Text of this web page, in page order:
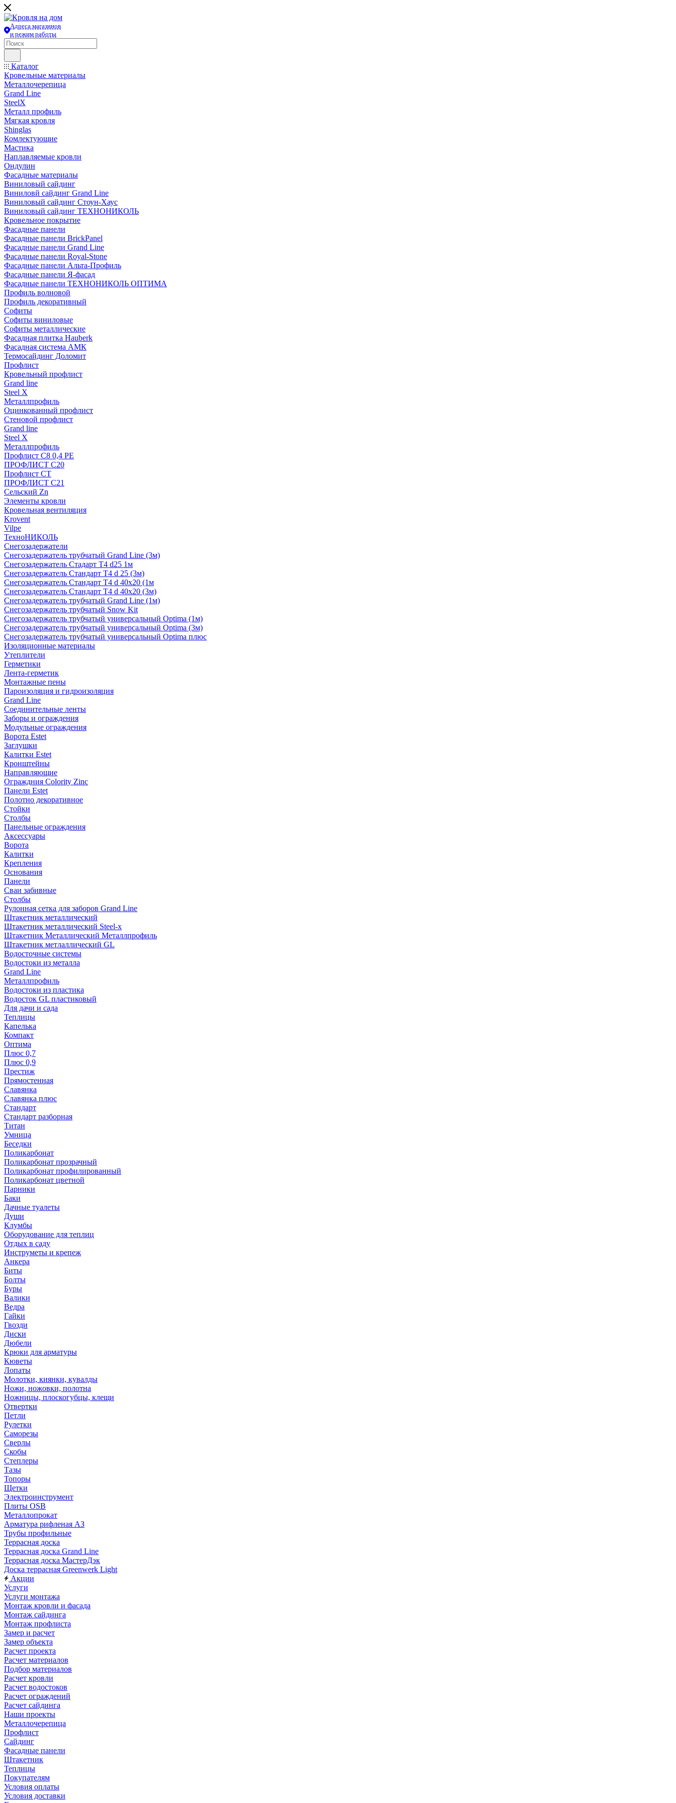
Адреса магазинов
и режим работы
Каталог
Кровельные материалы
Металлочерепица
Grand Line
SteelX
Металл профиль
Мягкая кровля
Shinglas
Комлектующие
Мастика
Наплавляемые кровли
Ондулин
Фасадные материалы
Виниловый сайдинг
Виниловй сайдинг Grand Line
Виниловый сайдинг Стоун-Хаус
Виниловый сайдинг ТЕХНОНИКОЛЬ
Кровельное покрытие
Фасадные панели
Фасадные панели BrickPanel
Фасадные панели Grand Line
Фасадные панели Royal-Stone
Фасадные панели Альта-Профиль
Фасадные панели Я-фасад
Фасадные панели ТЕХНОНИКОЛЬ ОПТИМА
Профиль волновой
Профиль декоративный
Софиты
Софиты виниловые
Софиты металлические
Фасадная плитка Hauberk
Фасадная система АМК
Термосайдинг Доломит
Профлист
Кровельный профлист
Grand line
Steel X
Металлпрофиль
Оцинкованный профлист
Стеновой профлист
Grand line
Steel X
Металлпрофиль
Профлист С8 0,4 РЕ
ПРОФЛИСТ С20
Профлист СТ
ПРОФЛИСТ С21
Сельский Zn
Элементы кровли
Кровельная вентиляция
Krovent
Vilpe
ТехноНИКОЛЬ
Снегозадержатели
Снегозадержатель трубчатый Grand Line (3м)
Снегозадержатель Стадарт Т4 d25 1м
Снегозадержатель Стандарт Т4 d 25 (3м)
Снегозадержатель Стандарт Т4 d 40х20 (1м
Снегозадержатель Стандарт Т4 d 40х20 (3м)
Снегозадержатель трубчатый Grand Line (1м)
Снегозадержатель трубчатый Snow Kit
Снегозадержатель трубчатый универсальный Optima (1м)
Снегозадержатель трубчатый универсальный Optima (3м)
Снегозадержатель трубчатый универсальный Optima плюс
Изоляционные материалы
Утеплители
Герметики
Лента-герметик
Монтажные пены
Пароизоляция и гидроизоляция
Grand Line
Соединительные ленты
Заборы и ограждения
Модульные ограждения
Ворота Estet
Заглушки
Калитки Estet
Кронштейны
Направляющие
Ограждния Colority Zinc
Панели Estet
Полотно декоративное
Стойки
Столбы
Панельные ограждения
Аксессуары
Ворота
Калитки
Крепления
Основания
Панели
Сваи забивные
Столбы
Рулонная сетка для заборов Grand Line
Штакетник металлический
Штакетник металлический Steel-x
Штакетник Металлический Металлпрофиль
Штакетник метлаллический GL
Водосточные системы
Водостоки из металла
Grand Line
Металлпрофиль
Водостоки из пластика
Водосток GL пластиковый
Для дачи и сада
Теплицы
Капелька
Компакт
Оптима
Плюс 0,7
Плюс 0,9
Престиж
Прямостенная
Славянка
Славянка плюс
Стандарт
Стандарт разборная
Титан
Умница
Беседки
Поликарбонат
Поликарбонат прозрачный
Поликарбонат профилированный
Поликарбонат цветной
Парники
Баки
Дачные туалеты
Души
Клумбы
Оборудование для теплиц
Отдых в саду
Инструметы и крепеж
Анкера
Биты
Болты
Буры
Валики
Ведра
Гайки
Гвозди
Диски
Дюбели
Крюки для арматуры
Кюветы
Лопаты
Молотки, киянки, кувалды
Ножи, ножовки, полотна
Ножницы, плоскогубцы, клещи
Отвертки
Петли
Рулетки
Саморезы
Сверлы
Скобы
Степлеры
Тазы
Топоры
Щетки
Электроинструмент
Плиты OSB
Металлопрокат
Арматура рифленая АЗ
Трубы профильные
Террасная доска
Террасная доска Grand Line
Террасная доска МастерДэк
Доска террасная Greenwerk Light
Акции
Услуги
Услуги монтажа
Монтаж кровли и фасада
Монтаж сайдинга
Монтаж профлиста
Замер и расчет
Замер объекта
Расчет проекта
Расчет материалов
Подбор материалов
Расчет кровли
Расчет водостоков
Расчет ограждений
Расчет сайдинга
Наши проекты
Металлочерепица
Профлист
Сайдинг
Фасадные панели
Штакетник
Теплицы
Покупателям
Условия оплаты
Условия доставки